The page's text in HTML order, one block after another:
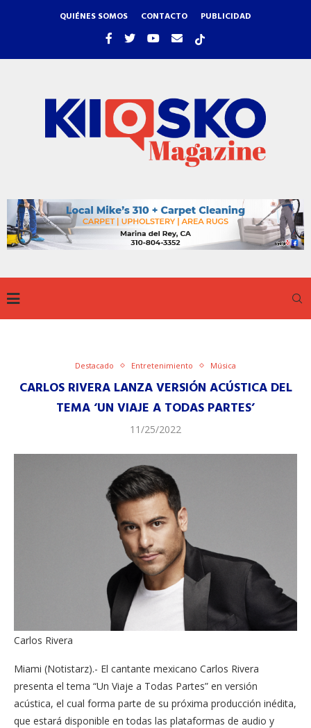
QUIÉNES SOMOS CONTACTO PUBLICIDAD
Destacado Entretenimiento Música
CARLOS RIVERA LANZA VERSIÓN ACÚSTICA DEL
TEMA ‘UN VIAJE A TODAS PARTES’
11/25/2022
Carlos Rivera
Miami (Notistarz).- El cantante mexicano Carlos Rivera
presenta el tema “Un Viaje a Todas Partes” en versión
acústica, el cual forma parte de su próxima producción inédita,
que estará disponible en todas las plataformas de audio y